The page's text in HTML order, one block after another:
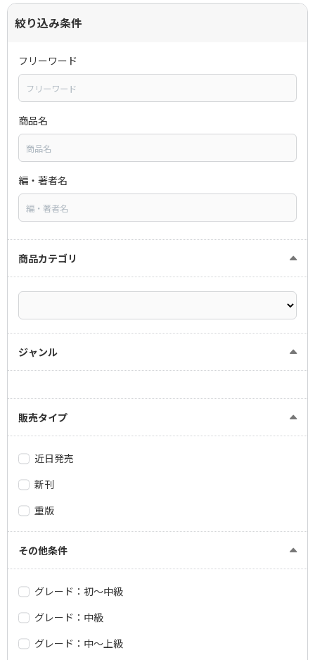
絞り込み条件
フリーワード
商品名
編・著者名
商品カテゴリ
ジャンル
販売タイプ
近日発売
新刊
重版
その他条件
グレード：初～中級
グレード：中級
グレード：中～上級